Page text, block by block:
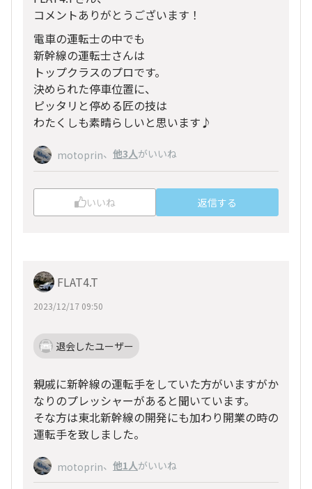
コメントありがとうございます！
電車の運転士の中でも
新幹線の運転士さんは
トップクラスのプロです。
決められた停車位置に、
ピッタリと停める匠の技は
わたくしも素晴らしいと思います♪
motoprin、 他3人がいいね
いいね 返信する
FLAT4.T
2023/12/17 09:50
退会したユーザー
親戚に新幹線の運転手をしていた方がいますがか
なりのプレッシャーがあると聞いています。
そな方は東北新幹線の開発にも加わり開業の時の
運転手を致しました。
motoprin、 他1人がいいね